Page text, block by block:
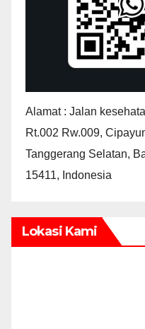
Alamat : Jalan
Rt.002 Rw.009,
Tanggerang Selatan,
15411, Indonesia
Lokasi Kami